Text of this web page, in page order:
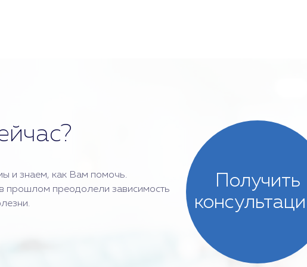
и знаем, как Вам помочь.
прошлом преодолели зависимость
Получить